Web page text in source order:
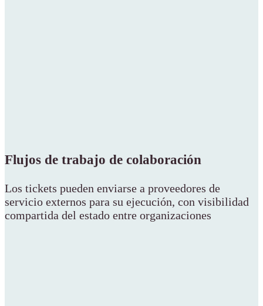
Flujos de trabajo de colaboración
Los tickets pueden enviarse a proveedores de
servicio externos para su ejecución, con visibilidad
compartida del estado entre organizaciones